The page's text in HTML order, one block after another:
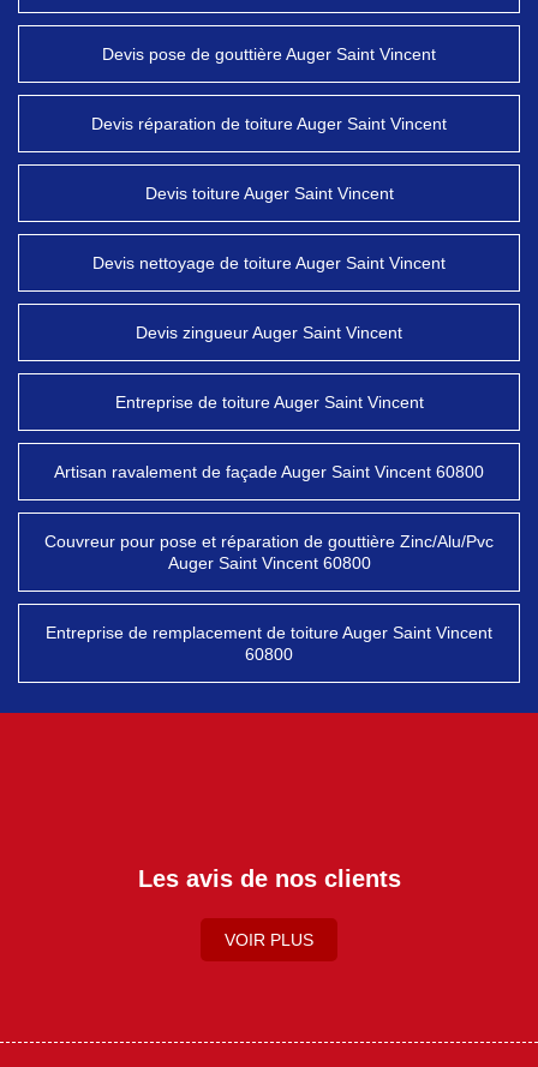
Devis pose de gouttière Auger Saint Vincent
Devis réparation de toiture Auger Saint Vincent
Devis toiture Auger Saint Vincent
Devis nettoyage de toiture Auger Saint Vincent
Devis zingueur Auger Saint Vincent
Entreprise de toiture Auger Saint Vincent
Artisan ravalement de façade Auger Saint Vincent 60800
Couvreur pour pose et réparation de gouttière Zinc/Alu/Pvc
Auger Saint Vincent 60800
Entreprise de remplacement de toiture Auger Saint Vincent
60800
Les avis de nos clients
VOIR PLUS